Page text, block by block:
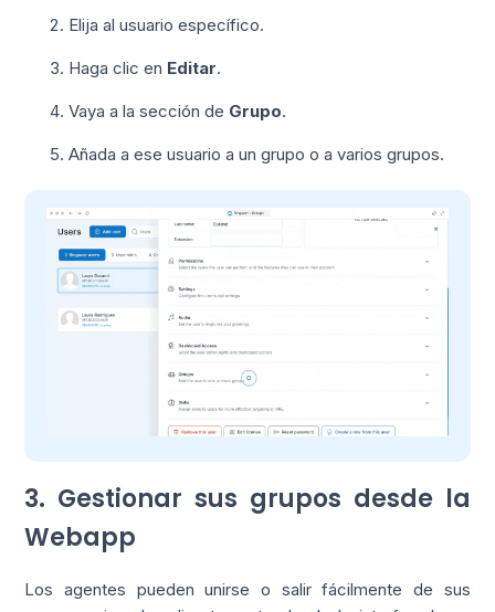
Elija al usuario específico.
Haga clic en Editar.
Vaya a la sección de Grupo.
Añada a ese usuario a un grupo o a varios grupos.
3. Gestionar sus grupos desde la
Webapp
Los agentes pueden unirse o salir fácilmente de sus